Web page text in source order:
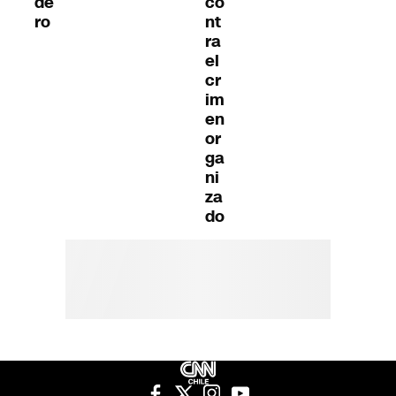
ro
nt
ra
el
cr
im
en
or
ga
ni
za
do